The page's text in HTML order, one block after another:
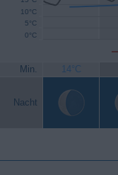
0°C
5°C
10°C
Min. 14°C
Nacht